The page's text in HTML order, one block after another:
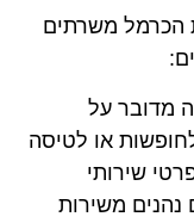
הכרמל משרתים
מדובר על
או לטיסה
שירותי
משירות